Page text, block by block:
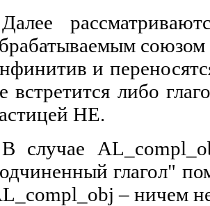
Далее
и
встретится либо
НЕ.
В случае
глагол"
– ничем